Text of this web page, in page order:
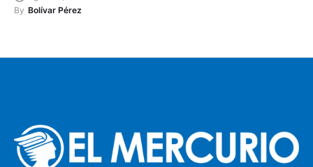
By Bolívar Pérez